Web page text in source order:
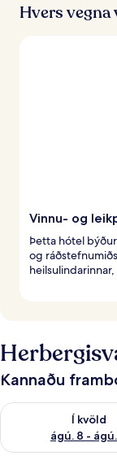
Hvers
Vinnu- og
Þetta hótel
og
Kannaðu
Í kvöld
ágú. 8 -
Athuga framboð í